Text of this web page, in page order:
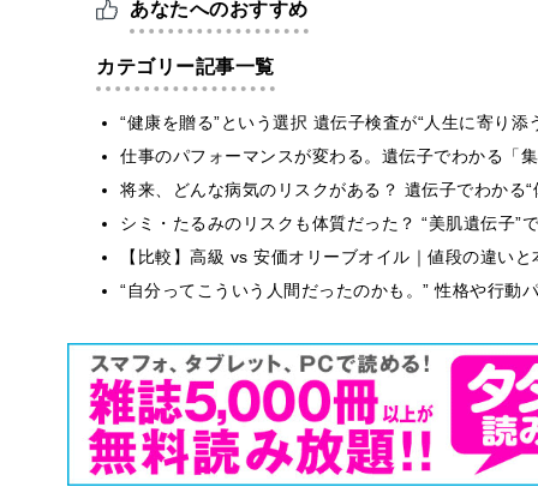
あなたへのおすすめ
カテゴリー記事一覧
“健康を贈る”という選択 遺伝子検査が“人生に寄り添
仕事のパフォーマンスが変わる。遺伝子でわかる「
将来、どんな病気のリスクがある？ 遺伝子でわかる
シミ・たるみのリスクも体質だった？ “美肌遺伝子”
【比較】高級 vs 安価オリーブオイル｜値段の違い
“自分ってこういう人間だったのかも。” 性格や行動